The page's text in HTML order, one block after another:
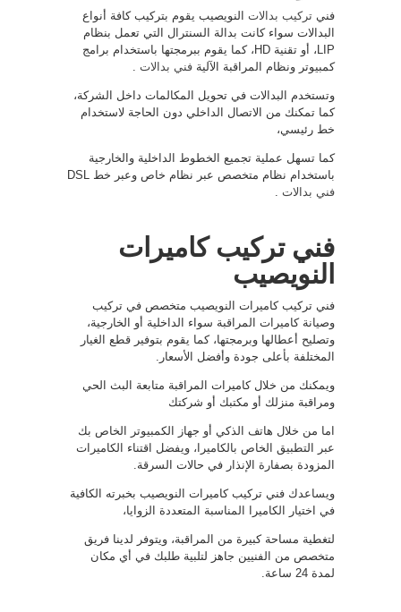
فني تركيب بدالات النويصيب يقوم بتركيب كافة أنواع
البدالات سواء كانت بدالة السنترال التي تعمل بنظام
LIP، أو تقنية HD، كما يقوم ببرمجتها باستخدام برامج
كمبيوتر ونظام المراقبة الآلية فني بدالات
وتستخدم البدالات في تحويل المكالمات داخل الشركة،
كما تمكنك من الاتصال الداخلي دون الحاجة لاستخدام
خط رئيسي،
كما تسهل عملية تجميع الخطوط الداخلية والخارجية
باستخدام نظام متخصص عبر نظام خاص وعبر خط DSL
فني بدالات
فني تركيب كاميرات
النويصيب
فني تركيب كاميرات النويصيب متخصص في تركيب
وصيانة كاميرات المراقبة سواء الداخلية أو الخارجية،
وتصليح أعطالها وبرمجتها، كما يقوم بتوفير قطع الغيار
المختلفة بأعلى جودة وأفضل الأسعار.
ويمكنك من خلال كاميرات المراقبة متابعة البث الحي
ومراقبة منزلك أو مكتبك أو شركتك
اما من خلال هاتف الذكي أو جهاز الكمبيوتر الخاص بك
عبر التطبيق الخاص بالكاميرا، ويفضل اقتناء الكاميرات
المزودة بصفارة الإنذار في حالات السرقة.
ويساعدك فني تركيب كاميرات النويصيب بخبرته الكافية
في اختيار الكاميرا المناسبة المتعددة الزوايا،
لتغطية مساحة كبيرة من المراقبة، ويتوفر لدينا فريق
متخصص من الفنيين جاهز لتلبية طلبك في أي مكان
لمدة 24 ساعة.